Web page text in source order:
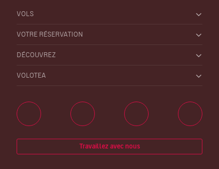
VOLS
VOTRE RÉSERVATION
DÉCOUVREZ
VOLOTEA
Travaillez avec nous